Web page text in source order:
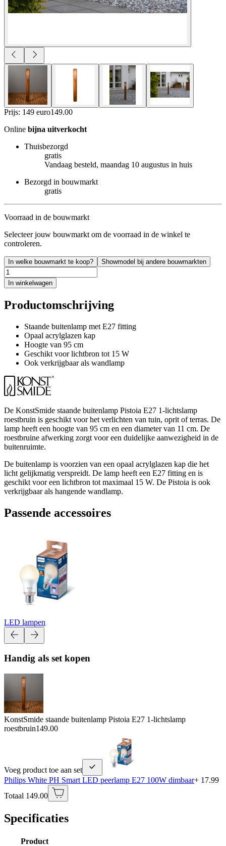
Prijs: 149 euro149.00
Online bijna uitverkocht
Thuisbezorgd
gratis
Vandaag besteld, maandag 10 augustus in huis
Bezorgd in bouwmarkt
gratis
Voorraad in de bouwmarkt
Selecteer jouw bouwmarkt om de voorraad in de winkel te
controleren.
In welke bouwmarkt te koop? Showmodel bij andere bouwmarkten
In winkelwagen
Productomschrijving
Staande buitenlamp met E27 fitting
Opaal acrylglazen kap
Hoogte van 95 cm
Geschikt voor lichtbron tot 15 W
Ook verkrijgbaar als wandlamp
De KonstSmide staande buitenlamp Pistoia E27 1-lichtslamp
roestbruin is geschikt voor het verlichten van tuin, oprit of terras. De
lamp heeft een hoogte van 95 cm en een diameter van 11 cm. De
roestbruine afwerking zorgt voor een duidelijke aanwezigheid in de
buitenruimte.
De buitenlamp is voorzien van een opaal acrylglazen kap die het
licht gelijkmatig verspreidt. De lamp heeft een E27 fitting en is
geschikt voor een lichtbron tot maximaal 15 W. De Pistoia is ook
verkrijgbaar als hangende wandlamp.
Passende accessoires
LED lampen
Handig als set kopen
KonstSmide staande buitenlamp Pistoia E27 1-lichtslamp
roestbruin149.00
Voeg product toe aan set
Philips White PH Smart LED peerlamp E27 100W dimbaar+ 17.99
Totaal 149.00
Specificaties
Product